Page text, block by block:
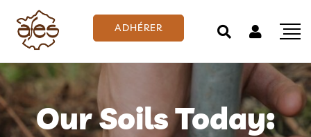
ADHÉRER
Our Soils Today: